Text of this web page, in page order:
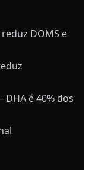
DOMS e
é 40% dos